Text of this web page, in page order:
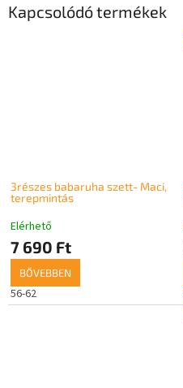
Kapcsolódó termékek
3részes babaruha szett- Maci,
terepmintás
Elérhető
7 690 Ft
BŐVEBBEN
56-62